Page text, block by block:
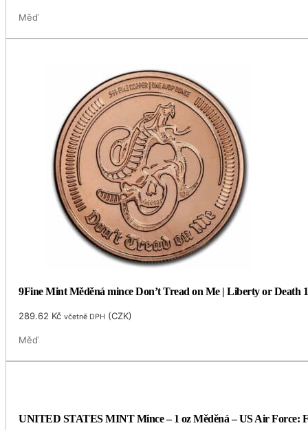
Měď
9Fine Mint Měděná mince Don’t Tread on Me | Liberty or Death
289.62 Kč včetně DPH (CZK)
Měď
UNITED STATES MINT Mince – 1 oz Měděná – US Air Force: